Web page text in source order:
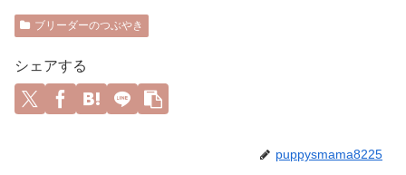
ブリーダーのつぶやき
シェアする
puppysmama8225